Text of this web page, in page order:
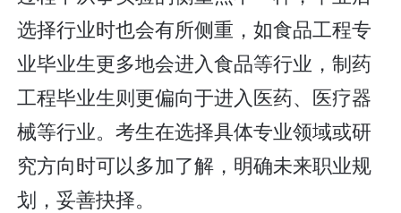
选择行业时也会有所侧重，如食品工程专
业毕业生更多地会进入食品等行业，制药
工程毕业生则更偏向于进入医药、医疗器
械等行业。考生在选择具体专业领域或研
究方向时可以多加了解，明确未来职业规
划，妥善抉择。